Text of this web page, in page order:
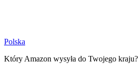
Polska
Który Amazon wysyła do Twojego kraju?